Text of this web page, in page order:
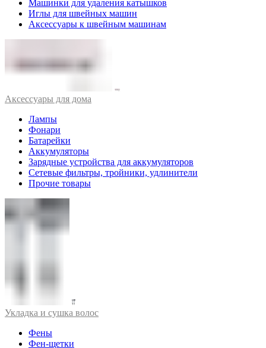
Машинки для удаления катышков
Иглы для швейных машин
Аксессуары к швейным машинам
Аксессуары для дома
Лампы
Фонари
Батарейки
Аккумуляторы
Зарядные устройства для аккумуляторов
Сетевые фильтры, тройники, удлинители
Прочие товары
Укладка и сушка волос
Фены
Фен-щетки